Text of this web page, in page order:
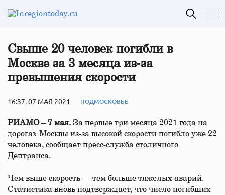
Свыше 20 человек погибли в
Москве за 3 месяца из‑за
превышения скорости
16:37, 07 МАЯ 2021 ПОДМОСКОВЬЕ
РИАМО – 7 мая. За первые три месяца 2021 года на
дорогах Москвы из-за высокой скорости погибло уже 22
человека, сообщает пресс-служба столичного
Дептранса.
Чем выше скорость — тем больше тяжелых аварий.
Статистика вновь подтверждает, что число погибших